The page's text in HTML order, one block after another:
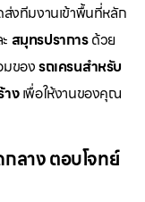
ส่งทีมงานเข้าพื้นที่หลัก
สมุทรปราการด้วย
มของรถเครนสำหรับ
งเพื่อให้งานของคุณ
ลาง ตอบโจทย์